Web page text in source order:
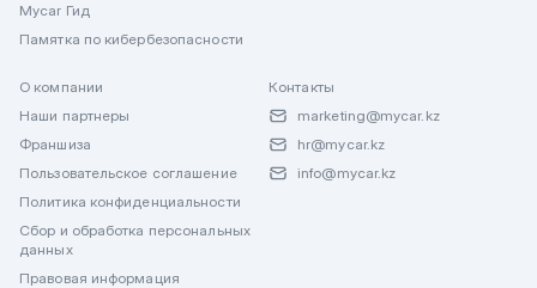
Mycar Гид
Памятка по кибербезопасности
О компании
Наши партнеры
Франшиза
Пользовательское соглашение
Политика конфиденциальности
Сбор и обработка персональных
данных
Правовая информация
Контакты
marketing@mycar.kz
hr@mycar.kz
info@mycar.kz